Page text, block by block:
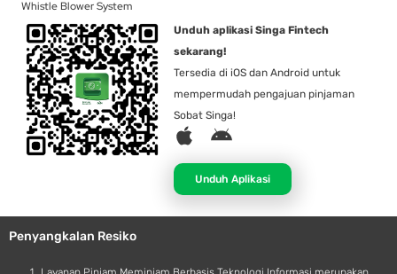
Whistle Blower System
Unduh aplikasi Singa Fintech
sekarang!
Tersedia di iOS dan Android untuk
mempermudah pengajuan pinjaman
Sobat Singa!
A
p
l
e
A
d
r
o
d
Unduh Aplikasi
Penyangkalan Resiko